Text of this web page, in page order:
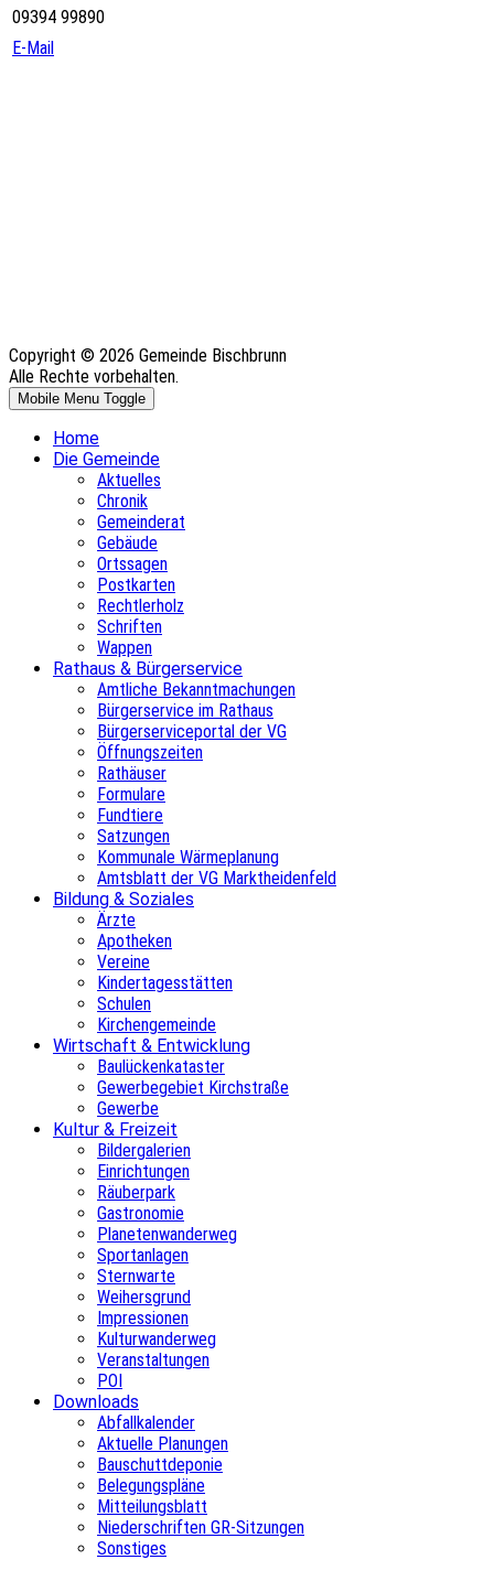
09394 99890
E-Mail
Copyright © 2026 Gemeinde Bischbrunn
Alle Rechte vorbehalten.
Mobile Menu Toggle
Home
Die Gemeinde
Aktuelles
Chronik
Gemeinderat
Gebäude
Ortssagen
Postkarten
Rechtlerholz
Schriften
Wappen
Rathaus & Bürgerservice
Amtliche Bekanntmachungen
Bürgerservice im Rathaus
Bürgerserviceportal der VG
Öffnungszeiten
Rathäuser
Formulare
Fundtiere
Satzungen
Kommunale Wärmeplanung
Amtsblatt der VG Marktheidenfeld
Bildung & Soziales
Ärzte
Apotheken
Vereine
Kindertagesstätten
Schulen
Kirchengemeinde
Wirtschaft & Entwicklung
Baulückenkataster
Gewerbegebiet Kirchstraße
Gewerbe
Kultur & Freizeit
Bildergalerien
Einrichtungen
Räuberpark
Gastronomie
Planetenwanderweg
Sportanlagen
Sternwarte
Weihersgrund
Impressionen
Kulturwanderweg
Veranstaltungen
POI
Downloads
Abfallkalender
Aktuelle Planungen
Bauschuttdeponie
Belegungspläne
Mitteilungsblatt
Niederschriften GR-Sitzungen
Sonstiges